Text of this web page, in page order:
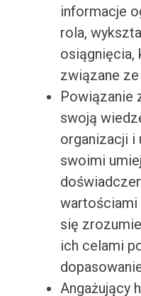
informacje
rola,
osiągnięcia,
związane
Powiązanie
swoją
organizacji i
swoimi
wartościami
się
ich celami
Angażujący